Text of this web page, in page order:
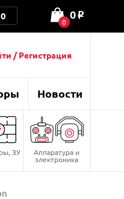
0 0
0 o
/ Регистрация
Новости
ЗУ Аппаратура и
электроника